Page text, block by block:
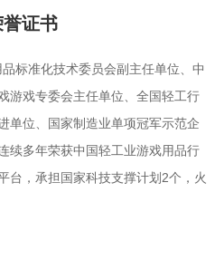
誉证书
标准化技术委员会副主任单位、中
游戏专委会主任单位、全国轻工行
单位、国家制造业单项冠军示范企
续多年荣获中国轻工业游戏用品行
台，承担国家科技支撑计划2个，火